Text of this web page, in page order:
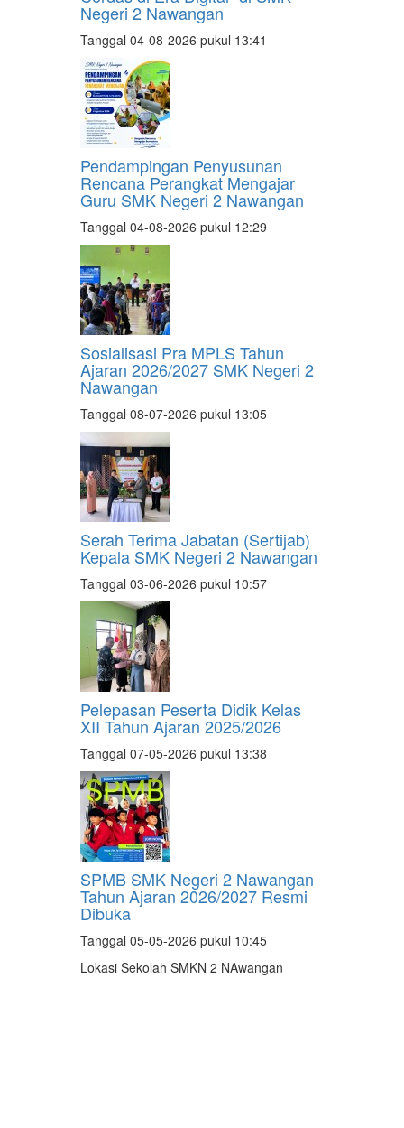
Negeri 2 Nawangan
Tanggal 04-08-2026 pukul 13:41
Pendampingan Penyusunan
Rencana Perangkat Mengajar
Guru SMK Negeri 2 Nawangan
Tanggal 04-08-2026 pukul 12:29
Sosialisasi Pra MPLS Tahun
Ajaran 2026/2027 SMK Negeri 2
Nawangan
Tanggal 08-07-2026 pukul 13:05
Serah Terima Jabatan (Sertijab)
Kepala SMK Negeri 2 Nawangan
Tanggal 03-06-2026 pukul 10:57
Pelepasan Peserta Didik Kelas
XII Tahun Ajaran 2025/2026
Tanggal 07-05-2026 pukul 13:38
SPMB SMK Negeri 2 Nawangan
Tahun Ajaran 2026/2027 Resmi
Dibuka
Tanggal 05-05-2026 pukul 10:45
Lokasi Sekolah SMKN 2 NAwangan